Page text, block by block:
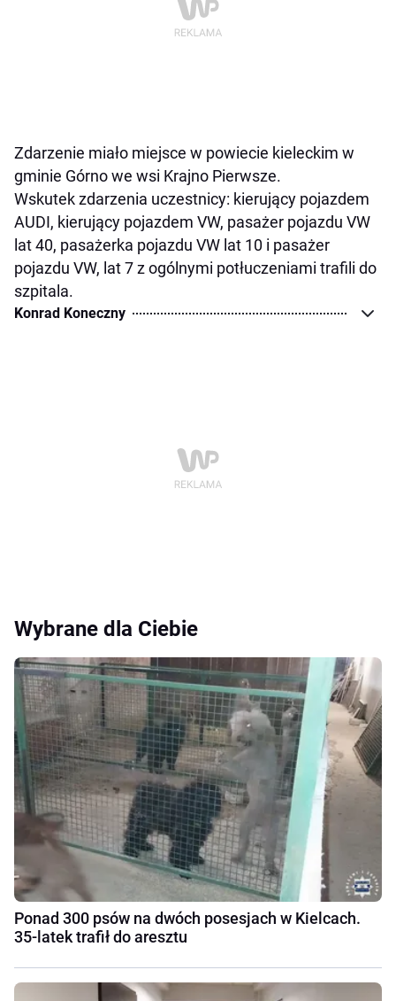
Zdarzenie miało miejsce w powiecie kieleckim w
gminie Górno we wsi Krajno Pierwsze.
Wskutek zdarzenia uczestnicy: kierujący pojazdem
AUDI, kierujący pojazdem VW, pasażer pojazdu VW
lat 40, pasażerka pojazdu VW lat 10 i pasażer
pojazdu VW, lat 7 z ogólnymi potłuczeniami trafili do
szpitala.
Konrad Koneczny
Wybrane dla Ciebie
Ponad 300 psów na dwóch posesjach w Kielcach.
35-latek trafił do aresztu